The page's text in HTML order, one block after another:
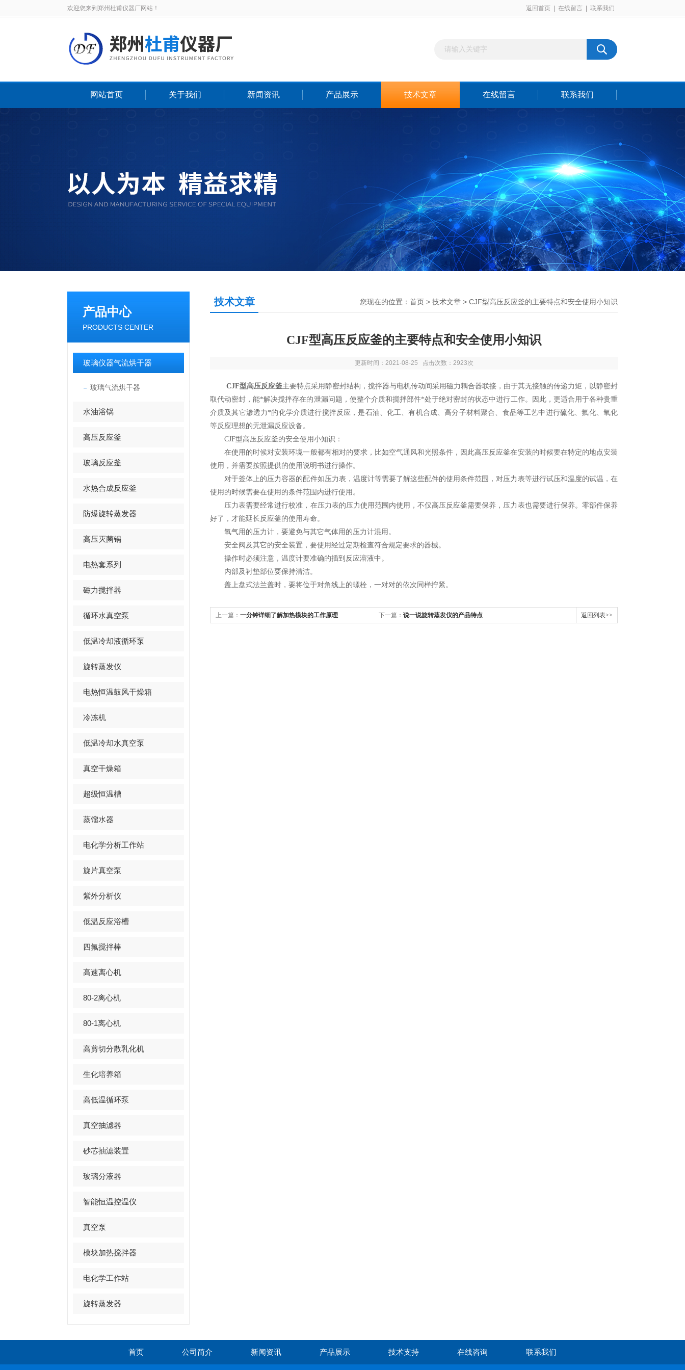
欢迎您来到郑州杜甫仪器厂网站！ 返回首页 在线留言 联系我们
网站首页 关于我们 新闻资讯 产品展示 技术文章 在线留言 联系我们
产品中心
PRODUCTS CENTER
玻璃仪器气流烘干器
玻璃气流烘干器
水油浴锅
高压反应釜
玻璃反应釜
水热合成反应釜
防爆旋转蒸发器
高压灭菌锅
电热套系列
磁力搅拌器
循环水真空泵
低温冷却液循环泵
旋转蒸发仪
电热恒温鼓风干燥箱
冷冻机
低温冷却水真空泵
真空干燥箱
超级恒温槽
蒸馏水器
电化学分析工作站
旋片真空泵
紫外分析仪
低温反应浴槽
四氟搅拌棒
高速离心机
80-2离心机
80-1离心机
高剪切分散乳化机
生化培养箱
高低温循环泵
真空抽滤器
砂芯抽滤装置
玻璃分液器
智能恒温控温仪
真空泵
模块加热搅拌器
电化学工作站
旋转蒸发器
技术文章 您现在的位置： 首页 > 技术文章 > CJF型高压反应釜的主要特点和安全使用小知识
CJF型高压反应釜的主要特点和安全使用小知识
更新时间：2021-08-25 点击次数：2923次
CJF型高压反应釜主要特点采用静密封结构，搅拌器与电机传动间采用磁力耦合器联接，由于其无接触的传递力矩，以静密封
取代动密封，能*解决搅拌存在的泄漏问题，使整个介质和搅拌部件*处于绝对密封的状态中进行工作。因此，更适合用于各种贵重
介质及其它渗透力*的化学介质进行搅拌反应，是石油、化工、有机合成、高分子材料聚合、食品等工艺中进行硫化、氟化、氧化
等反应理想的无泄漏反应设备。
CJF型高压反应釜的安全使用小知识：
在使用的时候对安装环境一般都有相对的要求，比如空气通风和光照条件，因此高压反应釜在安装的时候要在特定的地点安装
使用，并需要按照提供的使用说明书进行操作。
对于釜体上的压力容器的配件如压力表，温度计等需要了解这些配件的使用条件范围，对压力表等进行试压和温度的试温，在
使用的时候需要在使用的条件范围内进行使用。
压力表需要经常进行校准，在压力表的压力使用范围内使用，不仅高压反应釜需要保养，压力表也需要进行保养。零部件保养
好了，才能延长反应釜的使用寿命。
氧气用的压力计，要避免与其它气体用的压力计混用。
安全阀及其它的安全装置，要使用经过定期检查符合规定要求的器械。
操作时必须注意，温度计要准确的插到反应溶液中。
内部及衬垫部位要保持清洁。
盖上盘式法兰盖时，要将位于对角线上的螺栓，一对对的依次同样拧紧。
上一篇： 一分钟详细了解加热模块的工作原理 下一篇： 说一说旋转蒸发仪的产品特点 返回列表>>
首页 公司简介 新闻资讯 产品展示 技术支持 在线咨询 联系我们